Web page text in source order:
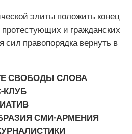
элиты положить конец
и гражданских
сил правопорядка вернуть в
СВОБОДЫ СЛОВА
КЛУБ
СМИ-АРМЕНИЯ